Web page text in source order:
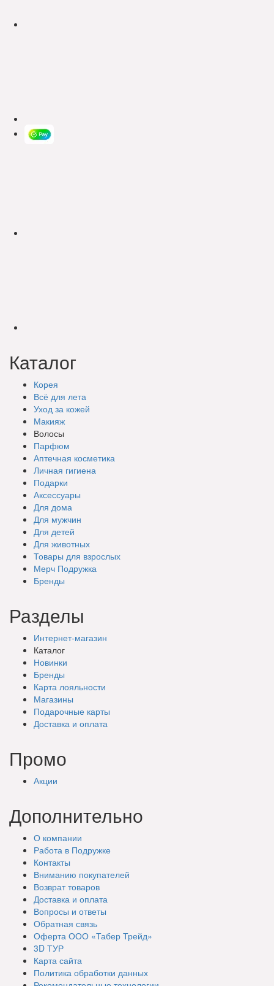
Каталог
Корея
Всё для лета
Уход за кожей
Макияж
Волосы
Парфюм
Аптечная косметика
Личная гигиена
Подарки
Аксессуары
Для дома
Для мужчин
Для детей
Для животных
Товары для взрослых
Мерч Подружка
Бренды
Разделы
Интернет-магазин
Каталог
Новинки
Бренды
Карта лояльности
Магазины
Подарочные карты
Доставка и оплата
Промо
Акции
Дополнительно
О компании
Работа в Подружке
Контакты
Вниманию покупателей
Возврат товаров
Доставка и оплата
Вопросы и ответы
Обратная связь
Оферта ООО «Табер Трейд»
3D ТУР
Карта сайта
Политика обработки данных